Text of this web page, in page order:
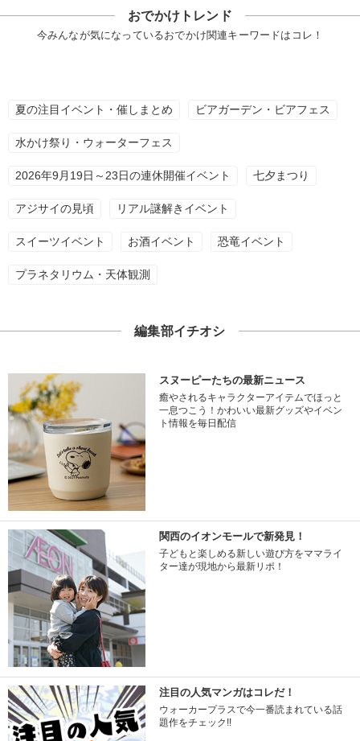
おでかけトレンド
今みんなが気になっているおでかけ関連キーワードはコレ！
夏の注目イベント・催しまとめ ビアガーデン・ビアフェス
水かけ祭り・ウォーターフェス
2026年9月19日～23日の連休開催イベント 七夕まつり
アジサイの見頃 リアル謎解きイベント
スイーツイベント お酒イベント 恐竜イベント
プラネタリウム・天体観測
編集部イチオシ
スヌーピーたちの最新ニュース
癒やされるキャラクターアイテムでほっと
一息つこう！かわいい最新グッズやイベン
ト情報を毎日配信
関西のイオンモールで新発見！
子どもと楽しめる新しい遊び方をママライ
ター達が現地から最新リポ！
注目の人気マンガはコレだ！
ウォーカープラスで今一番読まれている話
題作をチェック!!